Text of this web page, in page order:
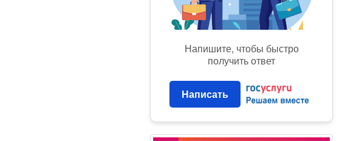
Напишите, чтобы быстро
получить ответ
Написать